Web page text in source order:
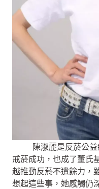
陳淑麗是反菸公
戒菸成功，也成了董氏
越推動反菸不遺餘力，
想起這些事，她感觸仍